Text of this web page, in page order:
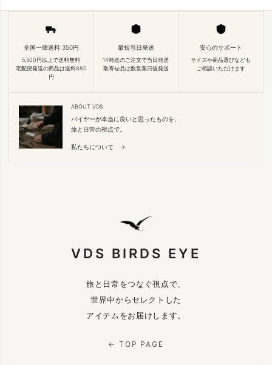
全国一律送料 350円
5,500円以上で送料無料
宅配便発送の商品は送料880
円
最短当日発送
14時迄のご注文で当日発送
取寄せ品は数営業日後発送
安心のサポート
サイズや商品選びなども
ご相談いただけます
ABOUT VDS
バイヤーが本当に良いと思ったものを、
旅と日常の視点で。
私たちについて →
VDS BIRDS EYE
旅と日常をつなぐ視点で、
世界中からセレクトした
アイテムをお届けします。
← TOP PAGE